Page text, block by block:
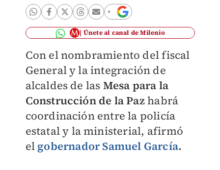
Únete al canal de Milenio
Con el nombramiento del fiscal
General y la integración de
alcaldes de las Mesa para la
Construcción de la Pazhabrá
coordinación entre la policía
estatal y la ministerial, afirmó
el gobernador Samuel García.